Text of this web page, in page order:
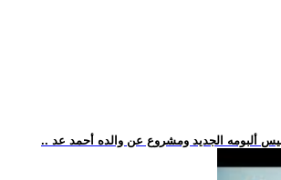
ألبومه الجديد ومشروع عن والده أحمد عد